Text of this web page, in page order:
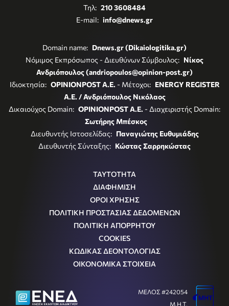
Τηλ: 210 3608484
E-mail: info@dnews.gr
Domain name: Dnews.gr (Dikaiologitika.gr)
Νόμιμος Εκπρόσωπος - Διευθύνων Σύμβουλος: Νίκος
Ανδριόπουλος (andriopoulos@opinion-post.gr)
Ιδιοκτησία: OPINIONPOST A.E. - Μέτοχοι: ENERGY REGISTER
Α.Ε. / Ανδριόπουλος Νικόλαος
Δικαιούχος Domain: OPINIONPOST A.E. - Διαχειριστής Domain:
Σωτήρης Μπέσκος
Διευθυντής Ιστοσελίδας: Παναγιώτης Ευθυμιάδης
Διευθυντής Σύνταξης: Κώστας Σαρρηκώστας
ΤΑΥΤΟΤΗΤΑ
ΔΙΑΦΗΜΙΣΗ
ΟΡΟΙ ΧΡΗΣΗΣ
ΠΟΛΙΤΙΚΗ ΠΡΟΣΤΑΣΙΑΣ ΔΕΔΟΜΕΝΩΝ
ΠΟΛΙΤΙΚΗ ΑΠΟΡΡΗΤΟΥ
COOKIES
ΚΩΔΙΚΑΣ ΔΕΟΝΤΟΛΟΓΙΑΣ
ΟΙΚΟΝΟΜΙΚΑ ΣΤΟΙΧΕΙΑ
ΜΕΛΟΣ #242054
Μ.Η.Τ.